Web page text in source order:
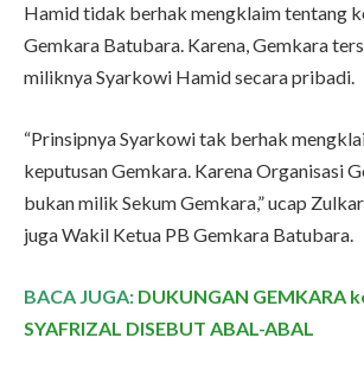
Hamid tidak berhak mengklaim tentang
Gemkara Batubara. Karena, Gemkara
miliknya Syarkowi Hamid secara pribadi.
“Prinsipnya Syarkowi tak berhak
keputusan Gemkara. Karena Organisasi
bukan milik Sekum Gemkara,” ucap
juga Wakil Ketua PB Gemkara Batubara.
BACA JUGA: DUKUNGAN GEMKARA
SYAFRIZAL DISEBUT ABAL-ABAL